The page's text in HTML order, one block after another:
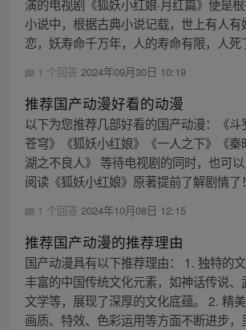
演的电视剧《狐妖小红娘·月红篇》便是根
小说中，根据古典小说记载，世上有人有
恋，妖寿命千万年，人的寿命有限，人死
1 个回答 2024年09月30日 10:19
推荐国产动漫好看的动漫
以下为您推荐几部好看的国产动漫：《
苍穹》《狐妖小红娘》《一人之下》《秦
湖之不良人》 等待电视剧的同时，也可
阅读《狐妖小红娘》原著提前了解剧情了！
1 个回答 2024年10月08日 12:15
推荐国产动漫的推荐理由
国产动漫具有以下推荐理由： 1. 独特的
丰富的中国传统文化元素，如神话传说
文学等，展现了深厚的文化底蕴。 2. 精
画质、特效、色彩运用等方面不断进步，